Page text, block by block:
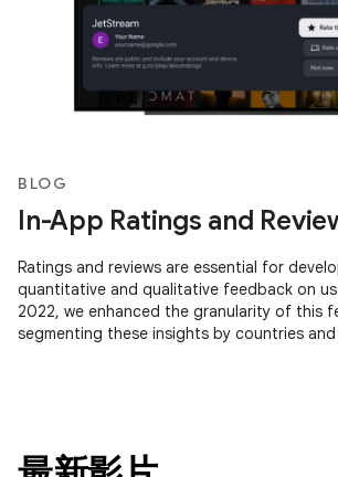
BLOG
In-App Ratings and
Ratings and reviews are essential for
quantitative and qualitative feedback on
2022, we enhanced the granularity of this
segmenting these insights by countries